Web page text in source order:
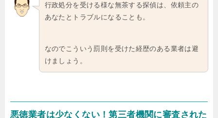
行政処分を受ける様な無茶する探偵は、依頼主の
あなたとトラブルになることも。
なのでこういう罰則を受けた経歴のある業者は避
けましょう。
悪徳業者は少なくない！第三者機関に審査された